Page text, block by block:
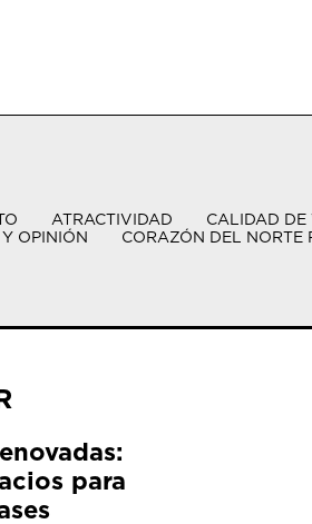
ATRACTIVIDAD CALIDAD DE
OPINIÓN
CORAZÓN DEL NORTE
para